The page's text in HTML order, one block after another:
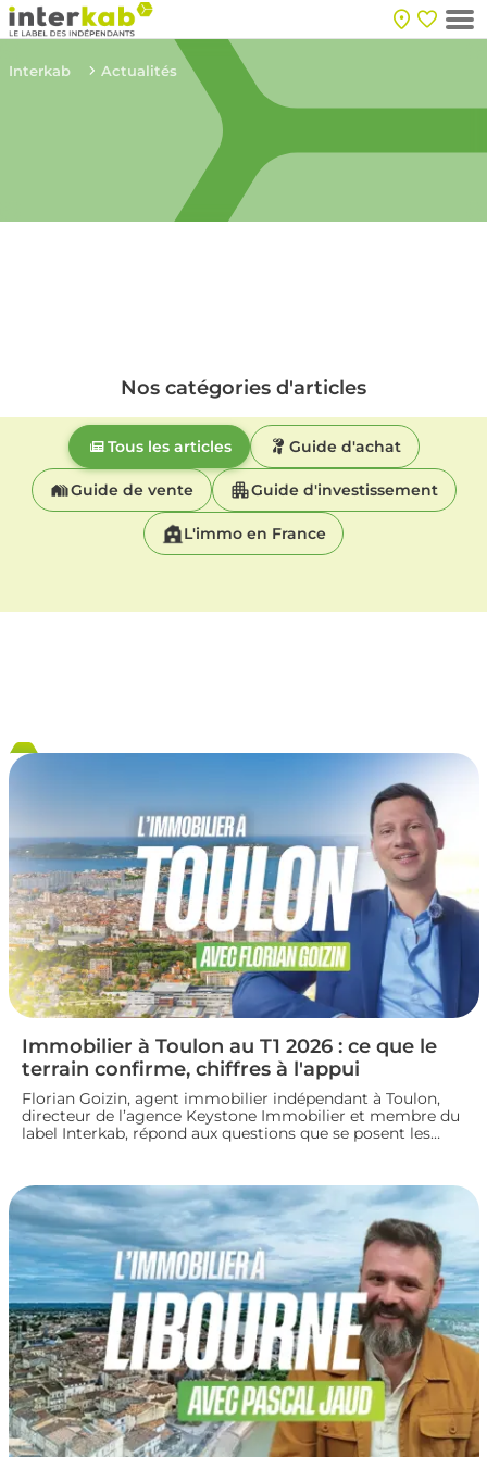
Interkab Actualités
Nos catégories d'articles
Tous les articles Guide d'achat
Guide de vente Guide d'investissement
L'immo en France
Immobilier à Toulon au T1 2026 : ce que le
terrain confirme, chiffres à l'appui
Florian Goizin, agent immobilier indépendant à Toulon,
directeur de l’agence Keystone Immobilier et membre du
label Interkab, répond aux questions que se posent les
révèle chaque jour.